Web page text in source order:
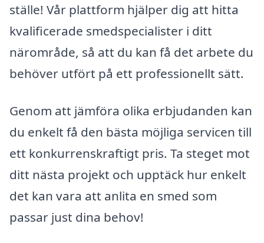
ställe! Vår plattform hjälper dig att hitta
kvalificerade smedspecialister i ditt
närområde, så att du kan få det arbete du
behöver utfört på ett professionellt sätt.
Genom att jämföra olika erbjudanden kan
du enkelt få den bästa möjliga servicen till
ett konkurrenskraftigt pris. Ta steget mot
ditt nästa projekt och upptäck hur enkelt
det kan vara att anlita en smed som
passar just dina behov!